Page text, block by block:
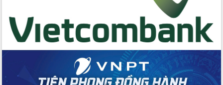
cao kết quả Chiến dịch Quang Trung
tại Đắk Lắk
Hội nghị Ban Chấp hành Đảng bộ tỉnh
Đắk Lắk lần thứ 2 (mở rộng)
Tập trung giải phóng mặt bằng, đẩy
nhanh tiến độ Tuyến đường bộ ven